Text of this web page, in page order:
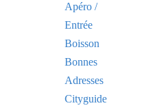
Apéro /
Entrée
Boisson
Bonnes
Adresses
Cityguide